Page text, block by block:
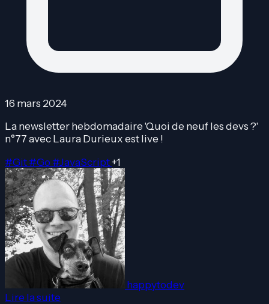
16 mars 2024
La newsletter hebdomadaire 'Quoi de neuf les devs ?'
n°77 avec Laura Durieux est live !
#Git#Go #JavaScript+1
happytodev
Lire la suite